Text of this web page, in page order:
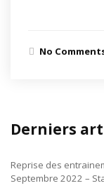
No
Derniers
Reprise des
Septembre 2022 –